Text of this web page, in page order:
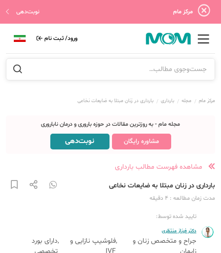
مرکز مام نوبت‌دهی
ورود/ ثبت نام
مرکز مام مجله بارداری بارداری در زنان مبتلا به ضایعات نخاعی
مجله مام - به روزترین مقالات در حوزه باروری و درمان ناباروری
مشاوره رایگان نوبت‌دهی
مشاهده فهرست مطالب بارداری
بارداری در زنان مبتلا به ضایعات نخاعی
مدت زمان مطالعه : 4 دقیقه
تایید شده توسط:
دکتر فرناز منتظری
جراح و متخصص زنان و
فلوشیپ نازایی و
دارای بورد